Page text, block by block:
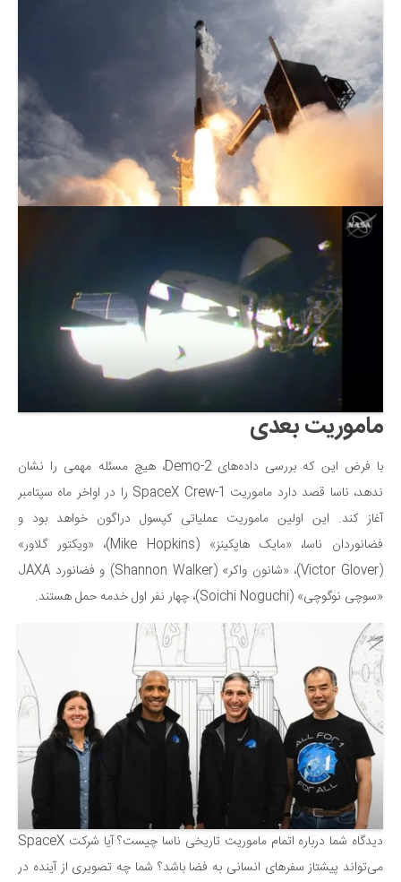
ماموریت بعدی
با فرض این که بررسی داده‌های Demo-2، هیچ مسئله مهمی را نشان
ندهد، ناسا قصد دارد ماموریت SpaceX Crew-1 را در اواخر ماه سپتامبر
آغاز کند. این اولین ماموریت عملیاتی کپسول دراگون خواهد بود و
فضانوردان ناسا، «مایک هاپکینز» (Mike Hopkins)، «ویکتور گلاور»
(Victor Glover)، «شانون واکر» (Shannon Walker) و فضانورد JAXA
«سوچی نوگوچی» (Soichi Noguchi)، چهار نفر اول خدمه حمل هستند.
دیدگاه شما درباره اتمام ماموریت تاریخی ناسا چیست؟ آیا شرکت SpaceX
می‌تواند پیشتاز سفرهای انسانی به فضا باشد؟ شما چه تصویری از آینده در